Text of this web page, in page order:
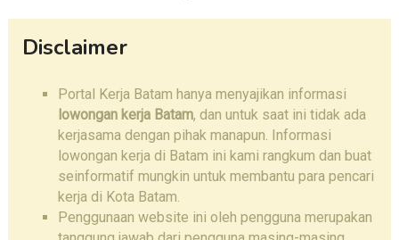
Disclaimer
Portal Kerja Batam hanya menyajikan informasi
lowongan kerja Batam, dan untuk saat ini tidak ada
kerjasama dengan pihak manapun. Informasi
lowongan kerja di Batam ini kami rangkum dan buat
seinformatif mungkin untuk membantu para pencari
kerja di Kota Batam.
Penggunaan website ini oleh pengguna merupakan